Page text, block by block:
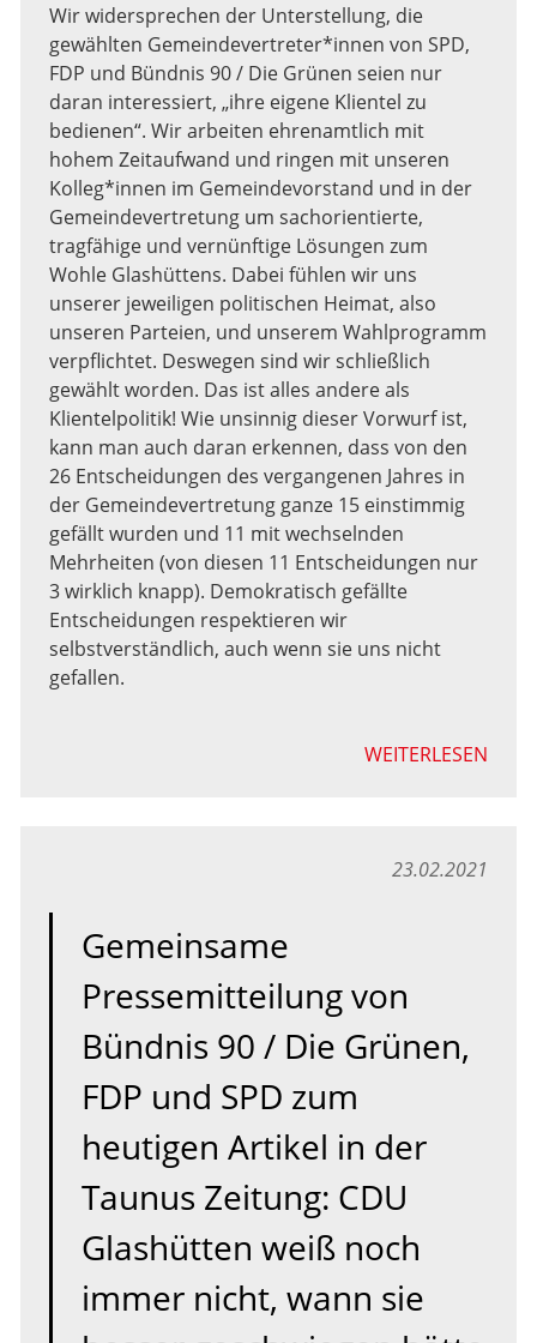
Wir widersprechen der Unterstellung, die
gewählten Gemeindevertreter*innen von SPD,
FDP und Bündnis 90 / Die Grünen seien nur
daran interessiert, „ihre eigene Klientel zu
bedienen“. Wir arbeiten ehrenamtlich mit
hohem Zeitaufwand und ringen mit unseren
Kolleg*innen im Gemeindevorstand und in der
Gemeindevertretung um sachorientierte,
tragfähige und vernünftige Lösungen zum
Wohle Glashüttens. Dabei fühlen wir uns
unserer jeweiligen politischen Heimat, also
unseren Parteien, und unserem Wahlprogramm
verpflichtet. Deswegen sind wir schließlich
gewählt worden. Das ist alles andere als
Klientelpolitik! Wie unsinnig dieser Vorwurf ist,
kann man auch daran erkennen, dass von den
26 Entscheidungen des vergangenen Jahres in
der Gemeindevertretung ganze 15 einstimmig
gefällt wurden und 11 mit wechselnden
Mehrheiten (von diesen 11 Entscheidungen nur
3 wirklich knapp). Demokratisch gefällte
Entscheidungen respektieren wir
selbstverständlich, auch wenn sie uns nicht
gefallen.
WEITERLESEN
23.02.2021
Gemeinsame
Pressemitteilung von
Bündnis 90 / Die Grünen,
FDP und SPD zum
heutigen Artikel in der
Taunus Zeitung: CDU
Glashütten weiß noch
immer nicht, wann sie